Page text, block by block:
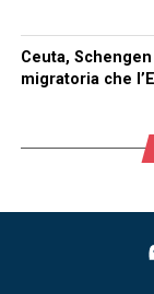
Ceuta,
migratoria che